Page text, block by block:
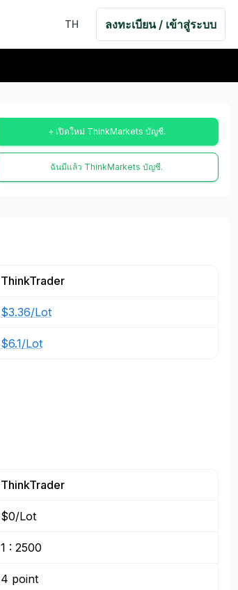
TH ลงทะเบียน / เข้าสู่ระบบ
+ เปิดใหม่ ThinkMarkets บัญชี.
ฉันมีแล้ว ThinkMarkets บัญชี.
ThinkTrader
$3.36/Lot
$6.1/Lot
ThinkTrader
$0/Lot
1 : 2500
4 point